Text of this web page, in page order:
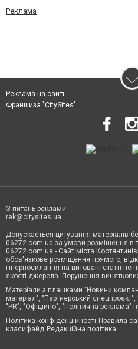
Реклама
Реклама на сайті
Франшиза "CitySites"
З питань реклами:
rek@citysites.ua
Допускається цитування матеріалів
06272.com.ua за умови розміщення в
06272.com.ua - Сайт міста
обов'язкове розміщення прямого,
гіперпосилання на цитовані статті не
якості джерела. Порушення
Матеріали з плашками "Новини
матеріал", "Партнерський спецпроєкт",
"PR", "Офіційно", "Політична реклама"
Політика конфіденційності Правила
класифайд Редакційна політика